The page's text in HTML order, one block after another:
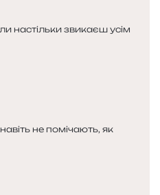
настільки звикаєш усім
не помічають, як